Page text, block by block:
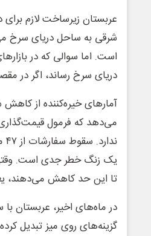
عربستان زیرساخت لازم برای
شرقی به ساحل دریای سرخ
است. اما سوالی که در
دریای سرخ رساند، اگر در
آمارهای خیره‌کننده از
می‌دهد که فرمول
یک زنگ خطر جدی است.
تا این حد کاهش می‌دهند،
در ماه‌های اخیر، عربستان
گزینه‌های روی میز تبدیل